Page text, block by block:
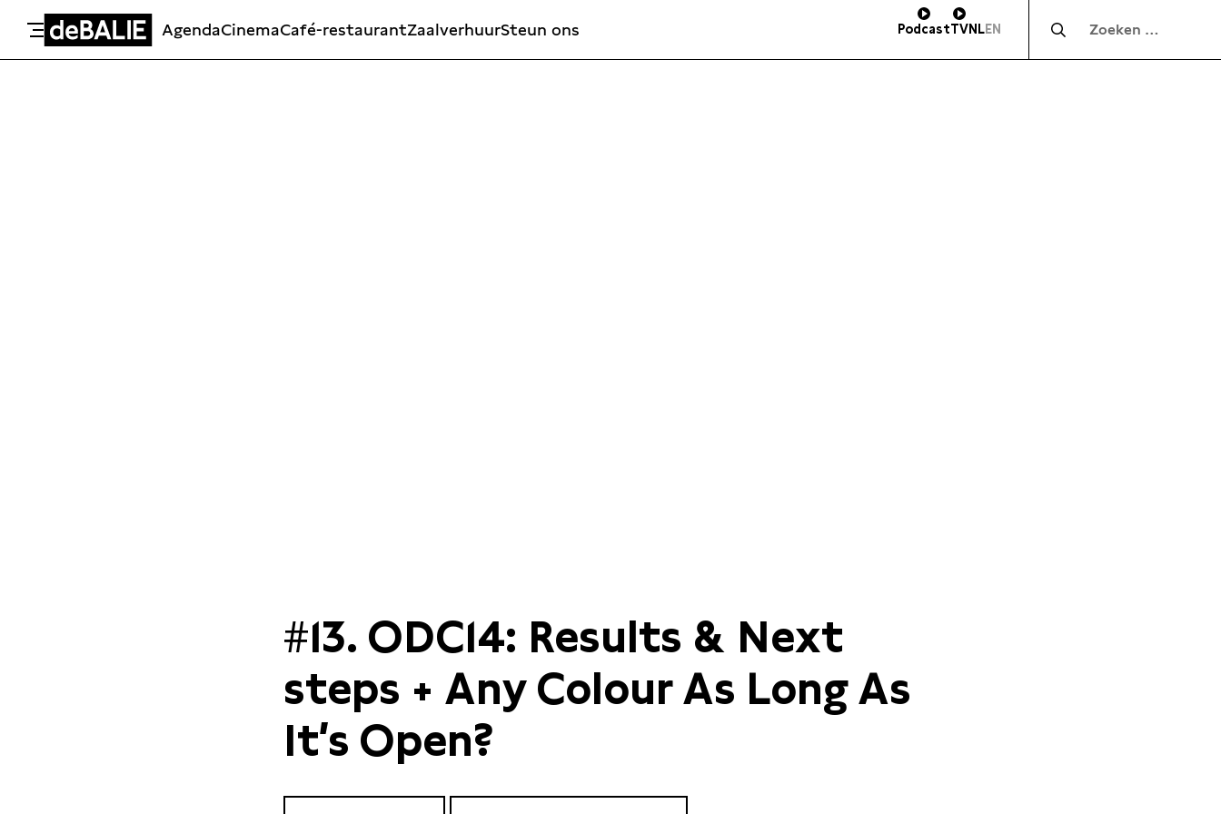
De Balie
AgendaCinemaCafé-restaurantZaalverhuurSteun ons PodcastTVNLEN
#13. ODC14: Results & Next
steps + Any Colour As Long As
It’s Open?